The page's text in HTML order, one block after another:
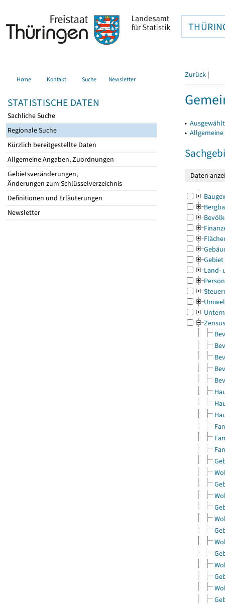
Home Kontakt Suche Newsletter
STATISTISCHE DATEN
Sachliche Suche
Regionale Suche
Kürzlich bereitgestellte Daten
Allgemeine Angaben, Zuordnungen
Gebietsveränderungen,
Änderungen zum Schlüsselverzeichnis
Definitionen und Erläuterungen
Newsletter
Zurück |
▸
▸
Gebiet
Land-
Zensus